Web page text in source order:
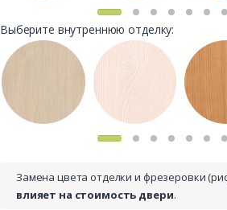
Выберите внутреннюю отделку:
Замена цвета отделки и фрезеровки
влияет на стоимость двери.